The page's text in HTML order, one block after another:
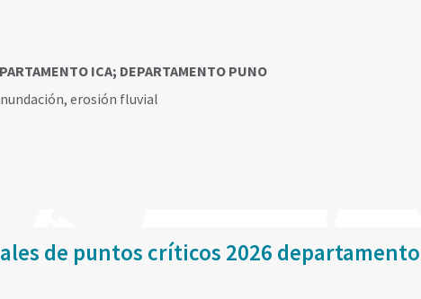
ICA; DEPARTAMENTO PUNO
, erosión fluvial
de puntos críticos 2026